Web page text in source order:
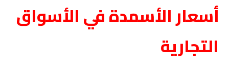
أسعار الأسمدة في الأسواق
التجارية